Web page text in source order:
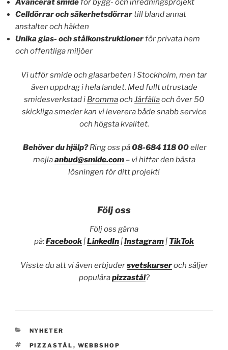
Avancerat smideför bygg- och inredningsprojekt
Celldörrar och säkerhetsdörrartill bland annat
anstalter och häkten
Unika glas- och stålkonstruktionerför privata hem
och offentliga miljöer
Vi utför smide och glasarbeten i Stockholm, men tar
även uppdrag i hela landet. Med fullt utrustade
smidesverkstad i Brommaoch Järfällaoch över 50
skickliga smeder kan vi leverera både snabb service
och högsta kvalitet.
Behöver du hjälp?Ring oss på08-684 118 00eller
mejlaanbud@smide.com– vi hittar den bästa
lösningen för ditt projekt!
Följ oss
Följ oss gärna
på:Facebook |LinkedIn |Instagram | TikTok
Visste du att vi även erbjudersvetskurseroch säljer
populärapizzastål?
KATEGORIER
NYHETER
TAGGAR
PIZZASTÅL , WEBBSHOP